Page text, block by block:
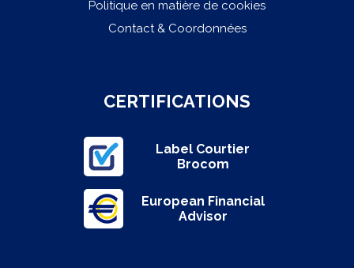
Politique en matière de cookies
Contact & Coordonnées
CERTIFICATIONS
Label Courtier
Brocom
European Financial
Advisor